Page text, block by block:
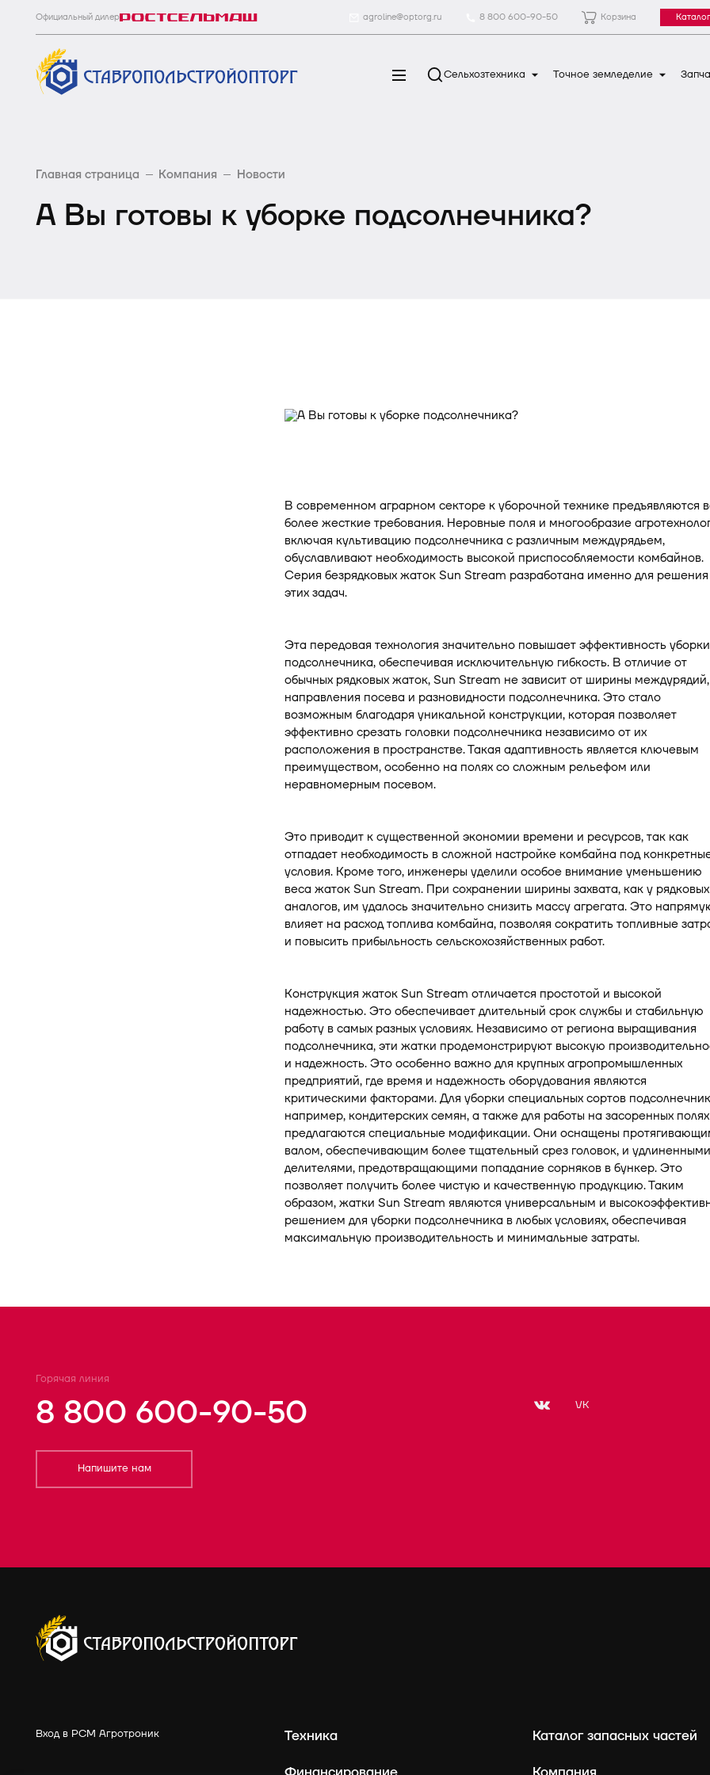
Официальный дилер agroline@optorg.ru 8 800 600-90-50 Корзина
Сельхозтехника Точное земледелие
Главная страница Компания Новости
А Вы готовы к уборке подсолнечника?
В современном аграрном секторе к уборочной технике предъявляются
более жесткие требования. Неровные поля и многообразие
включая культивацию подсолнечника с различным междурядьем,
обуславливают необходимость высокой приспособляемости комбайнов.
Серия безрядковых жаток Sun Stream разработана именно для решения
этих задач.
Эта передовая технология значительно повышает эффективность уборки
подсолнечника, обеспечивая исключительную гибкость. В отличие от
обычных рядковых жаток, Sun Stream не зависит от ширины междурядий,
направления посева и разновидности подсолнечника. Это стало
возможным благодаря уникальной конструкции, которая позволяет
эффективно срезать головки подсолнечника независимо от их
расположения в пространстве. Такая адаптивность является ключевым
преимуществом, особенно на полях со сложным рельефом или
неравномерным посевом.
Это приводит к существенной экономии времени и ресурсов, так как
отпадает необходимость в сложной настройке комбайна под
условия. Кроме того, инженеры уделили особое внимание уменьшению
веса жаток Sun Stream. При сохранении ширины захвата, как у рядковых
аналогов, им удалось значительно снизить массу агрегата. Это
влияет на расход топлива комбайна, позволяя сократить топливные
и повысить прибыльность сельскохозяйственных работ.
Конструкция жаток Sun Stream отличается простотой и высокой
надежностью. Это обеспечивает длительный срок службы и стабильную
работу в самых разных условиях. Независимо от региона выращивания
подсолнечника, эти жатки продемонстрируют высокую
и надежность. Это особенно важно для крупных агропромышленных
предприятий, где время и надежность оборудования являются
критическими факторами. Для уборки специальных сортов
например, кондитерских семян, а также для работы на засоренных полях
предлагаются специальные модификации. Они оснащены
валом, обеспечивающим более тщательный срез головок, и удлиненными
делителями, предотвращающими попадание сорняков в бункер. Это
позволяет получить более чистую и качественную продукцию. Таким
образом, жатки Sun Stream являются универсальным и
решением для уборки подсолнечника в любых условиях, обеспечивая
максимальную производительность и минимальные затраты.
Горячая линия
8 800 600-90-50
Напишите нам
VK
Вход в РСМ Агротроник
Техника
Каталог запасных частей